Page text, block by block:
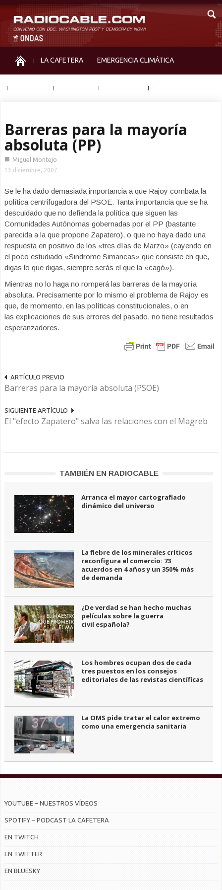
LA CAFETERA EMERGENCIA CLIMÁTICA
Barreras para la mayoría
absoluta (PP)
■ Miguel Montejo
13 diciembre, 2007
Se le ha dado demasiada importancia a que Rajoy combata la
política centrifugadora del PSOE. Tanta importancia que se ha
descuidado que no defienda la política que siguen las
Comunidades Autónomas gobernadas por el PP (bastante
parecida a la que propone Zapatero), o que no haya dado una
respuesta en positivo de los «tres días de Marzo» (cayendo en
el poco estudiado «Sindrome Simancas» que consiste en que,
digas lo que digas, siempre serás el que la «cagó»).
Mientras no lo haga no romperá las barreras de la mayoría
absoluta. Precisamente por lo mismo el problema de Rajoy es
que, de momento, en las políticas constitucionales, o en
las explicaciones de sus errores del pasado, no tiene resultados
esperanzadores.
ARTÍCULO PREVIO
Barreras para la mayoría absoluta (PSOE)
SIGUIENTE ARTÍCULO
El "efecto Zapatero" salva las relaciones con el Magreb
TAMBIÉN EN RADIOCABLE
Arranca el mayor cartografiado
dinámico del universo
La fiebre de los minerales críticos
reconfigura el comercio: 73
acuerdos en 4 años y un 350% más
de demanda
¿De verdad se han hecho muchas
películas sobre la guerra
civil española?
Los hombres ocupan dos de cada
tres puestos en los consejos
editoriales de las revistas científicas
La OMS pide tratar el calor extremo
como una emergencia sanitaria
YOUTUBE – NUESTROS VÍDEOS
SPOTIFY – PODCAST LA CAFETERA
EN TWITCH
EN TWITTER
EN BLUESKY